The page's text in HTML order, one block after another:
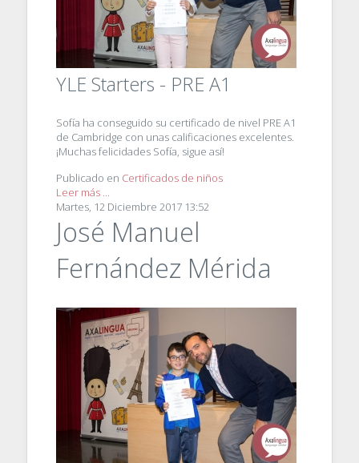
YLE Starters - PRE A1
Sofía ha conseguido su certificado de nivel PRE A1
de Cambridge con unas calificaciones excelentes.
¡Muchas felicidades Sofía, sigue así!
Publicado en Certificados de niños
Leer más ...
Martes, 12 Diciembre 2017 13:52
José Manuel
Fernández Mérida